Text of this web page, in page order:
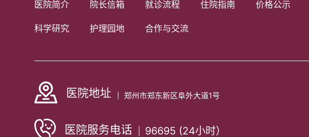
医院简介 院长信箱 就诊流程 住院指南 价格公示
科学研究 护理园地 合作与交流
医院地址 郑州市郑东新区阜外大道1号
医院服务电话 96695 (24小时）